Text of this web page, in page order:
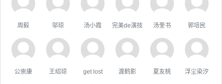
周毅 邬琼 汤小霞 完美de演技 汤奎书 郭培民
公崇康 王绍琼 get lost 渡鹤影 夏友桃 浮尘染汐